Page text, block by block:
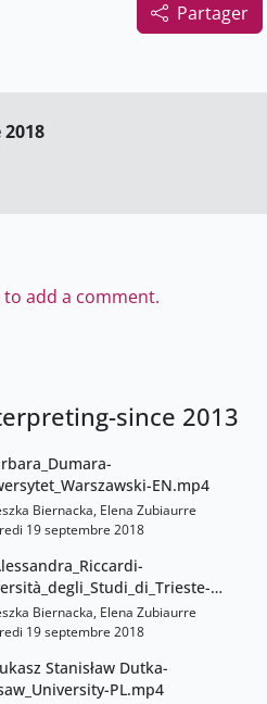
Partager
to add a comment.
since 2013
EN.mp4
Biernacka, Elena Zubiaurre
19 septembre 2018
Biernacka, Elena Zubiaurre
19 septembre 2018
Stanisław Dutka-
PL.mp4